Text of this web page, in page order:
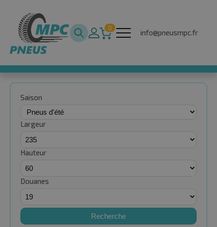
0
info@pneusmpc.fr
Saison
Largeur
Hauteur
Douanes
Recherche